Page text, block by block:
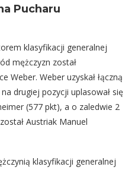
Pucharu
klasyfikacji generalnej
mężczyzn został
Weber. Weber uzyskał łączną
drugiej pozycji uplasował się
(577 pkt), a o zaledwie 2
Austriak Manuel
klasyfikacji generalnej